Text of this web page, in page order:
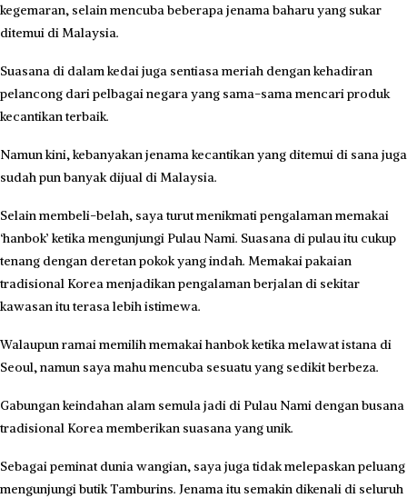
kegemaran, selain mencuba beberapa jenama baharu yang sukar
ditemui di Malaysia.
Suasana di dalam kedai juga sentiasa meriah dengan kehadiran
pelancong dari pelbagai negara yang sama-sama mencari produk
kecantikan terbaik.
Namun kini, kebanyakan jenama kecantikan yang ditemui di sana juga
sudah pun banyak dijual di Malaysia.
Selain membeli-belah, saya turut menikmati pengalaman memakai
‘hanbok’ ketika mengunjungi Pulau Nami. Suasana di pulau itu cukup
tenang dengan deretan pokok yang indah. Memakai pakaian
tradisional Korea menjadikan pengalaman berjalan di sekitar
kawasan itu terasa lebih istimewa.
Walaupun ramai memilih memakai hanbok ketika melawat istana di
Seoul, namun saya mahu mencuba sesuatu yang sedikit berbeza.
Gabungan keindahan alam semula jadi di Pulau Nami dengan busana
tradisional Korea memberikan suasana yang unik.
Sebagai peminat dunia wangian, saya juga tidak melepaskan peluang
mengunjungi butik Tamburins. Jenama itu semakin dikenali di seluruh